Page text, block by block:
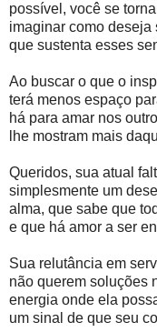
possível, você se
imaginar como deseja
que sustenta esses
Ao buscar o que o
terá menos espaço
há para amar nos
lhe mostram mais
Queridos, sua atual
simplesmente um
alma, que sabe que
e que há amor a ser
Sua relutância em
não querem soluções
energia onde ela
um sinal de que seu